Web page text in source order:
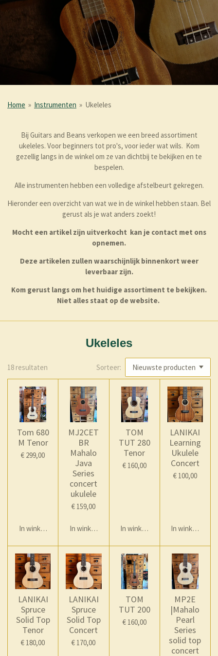
Home » Instrumenten » Ukeleles
Bij Guitars and Beans verkopen we een breed assortiment
ukeleles. Voor beginners tot pro's, voor ieder wat wils. Kom
gezellig langs in de winkel om ze van dichtbij te bekijken en te
bespelen.
Alle instrumenten hebben een volledige afstelbeurt gekregen.
Hieronder een overzicht van wat we in de winkel hebben staan. Bel
gerust als je wat anders zoekt!
Mocht een artikel zijn uitverkocht kan je contact met ons
opnemen.
Deze artikelen zullen waarschijnlijk binnenkort weer
leverbaar zijn.
Kom gerust langs om het huidige assortiment te bekijken.
Niet alles staat op de website.
Ukeleles
18 resultaten Sorteer:
Tom 680
M Tenor
€ 299,00
In winkelwagen
MJ2CET
BR
Mahalo
Java
Series
concert
ukulele
€ 159,00
In winkelwagen
TOM
TUT 280
Tenor
€ 160,00
In winkelwagen
LANIKAI
Learning
Ukulele
Concert
€ 100,00
In winkelwagen
LANIKAI
Spruce
Solid Top
Tenor
€ 180,00
LANIKAI
Spruce
Solid Top
Concert
€ 170,00
TOM
TUT 200
€ 160,00
MP2E
|Mahalo
Pearl
Series
solid top
concert